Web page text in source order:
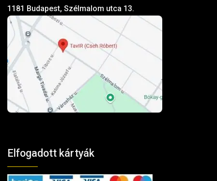
1181 Budapest, Szélmalom utca 13.
Elfogadott kártyák